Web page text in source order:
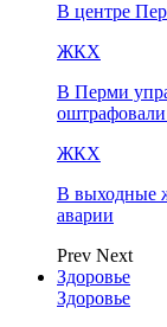
В центре
ЖКХ
В Перми
ЖКХ
В выходные
аварии
Prev Next
Здоровье
Здоровье